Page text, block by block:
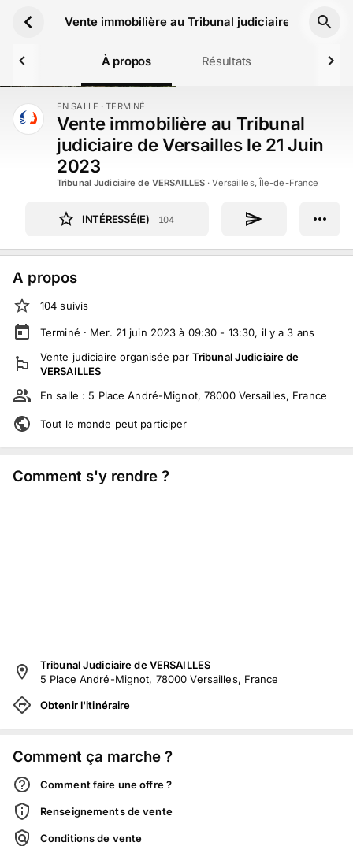
Vente immobilière au Tribunal judiciaire de
À propos Résultats
TERMINÉ EN SALLE · TERMINÉ
Vente immobilière au Tribunal
judiciaire de Versailles le 21 Juin
2023
Tribunal Judiciaire de VERSAILLES ·Versailles, Île-de-France
INTÉRESSÉ(E) 104
A propos
104 suivis
Terminé · Mer. 21 juin 2023 à 09:30 - 13:30, il y a 3 ans
Vente judiciaire organisée par Tribunal Judiciaire de
VERSAILLES
En salle : 5 Place André-Mignot, 78000 Versailles, France
Tout le monde peut participer
Comment s'y rendre ?
Tribunal Judiciaire de VERSAILLES
5 Place André-Mignot, 78000 Versailles, France
Obtenir l'itinéraire
Comment ça marche ?
Comment faire une offre ?
Renseignements de vente
Conditions de vente